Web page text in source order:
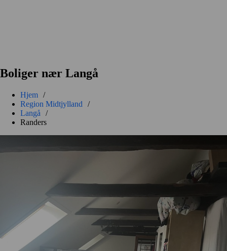
Boliger nær Langå
Hjem /
Region Midtjylland
/
Langå
/
Randers